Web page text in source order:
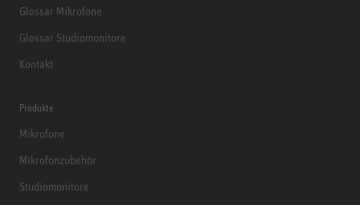
Glossar Mikrofone
Glossar Studiomonitore
Kontakt
Produkte
Mikrofone
Mikrofonzubehör
Studiomonitore